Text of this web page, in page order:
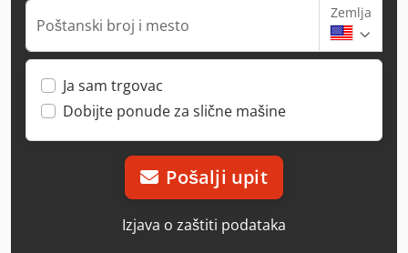
Poštanski broj i mesto
Zemlja
Ja sam trgovac
Dobijte ponude za slične mašine
Pošalji upit
Izjava o zaštiti podataka